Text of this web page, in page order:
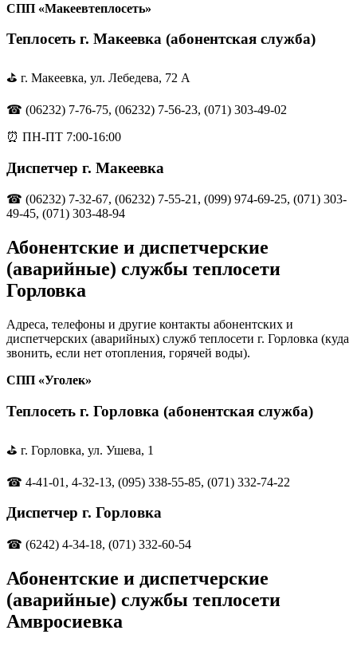
СПП «Макеевтеплосеть»
Теплосеть г. Макеевка (абонентская служба)
⛳ г. Макеевка, ул. Лебедева, 72 А
☎ (06232) 7-76-75, (06232) 7-56-23, (071) 303-49-02
⏰ ПН-ПТ 7:00-16:00
Диспетчер г. Макеевка
☎ (06232) 7-32-67, (06232) 7-55-21, (099) 974-69-25, (071) 303-
49-45, (071) 303-48-94
Абонентские и диспетчерские
(аварийные) службы теплосети
Горловка
Адреса, телефоны и другие контакты абонентских и
диспетчерских (аварийных) служб теплосети г. Горловка (куда
звонить, если нет отопления, горячей воды).
СПП «Уголек»
Теплосеть г. Горловка (абонентская служба)
⛳ г. Горловка, ул. Ушева, 1
☎ 4-41-01, 4-32-13, (095) 338-55-85, (071) 332-74-22
Диспетчер г. Горловка
☎ (6242) 4-34-18, (071) 332-60-54
Абонентские и диспетчерские
(аварийные) службы теплосети
Амвросиевка